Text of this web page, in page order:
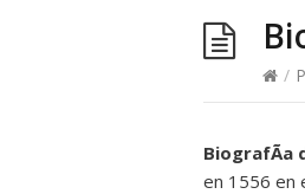
/
BiografÃ­a
en 1556 en